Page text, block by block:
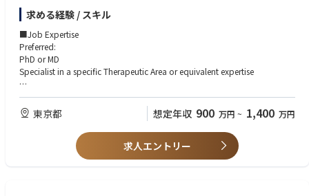
The Clinical Program Leader has a medical leadership role for a project o
r a portion of a project in clinical development, usually at Start of Develo
pment through Phase I–III.
The Clinical Program Leader provides medical/scientific, technical, and
managerial direction to plans, programs, and procedures within project
and indication areas to effectively develop new compounds and/or opti
The Clinical Program Leader in Experimental Medicine Japan assumes res
ponsibility for engaging External Experts (EEs) in Japan. A core element o
f this role is identifying and engaging experts with expertise in:
・Early clinical development
求める経験 / スキル
■Job Expertise
Preferred:
PhD or MD
Specialist in a specific Therapeutic Area or equivalent expertise
■Job Impact
Responsible for the project's medical budget.
■Minimum Education / Degree Requirements
東京都 想定年収 900 万円 ~ 1,400 万円
求人エントリー